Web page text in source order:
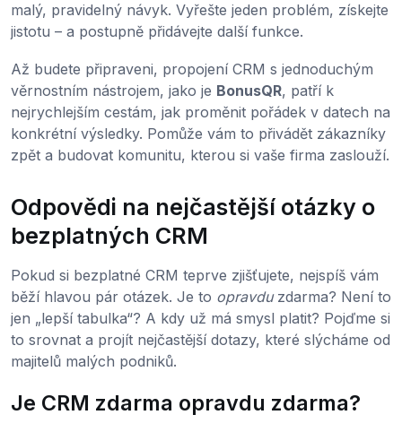
malý, pravidelný návyk. Vyřešte jeden problém, získejte
jistotu – a postupně přidávejte další funkce.
Až budete připraveni, propojení CRM s jednoduchým
věrnostním nástrojem, jako je BonusQR, patří k
nejrychlejším cestám, jak proměnit pořádek v datech na
konkrétní výsledky. Pomůže vám to přivádět zákazníky
zpět a budovat komunitu, kterou si vaše firma zaslouží.
Odpovědi na nejčastější otázky o
bezplatných CRM
Pokud si bezplatné CRM teprve zjišťujete, nejspíš vám
běží hlavou pár otázek. Je to opravduzdarma? Není to
jen „lepší tabulka“? A kdy už má smysl platit? Pojďme si
to srovnat a projít nejčastější dotazy, které slýcháme od
majitelů malých podniků.
Je CRM zdarma opravdu zdarma?